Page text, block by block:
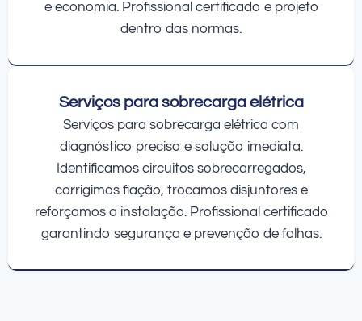
e economia. Profissional certificado e projeto
dentro das normas.
Serviços para sobrecarga elétrica
Serviços para sobrecarga elétrica com
diagnóstico preciso e solução imediata.
Identificamos circuitos sobrecarregados,
corrigimos fiação, trocamos disjuntores e
reforçamos a instalação. Profissional certificado
garantindo segurança e prevenção de falhas.